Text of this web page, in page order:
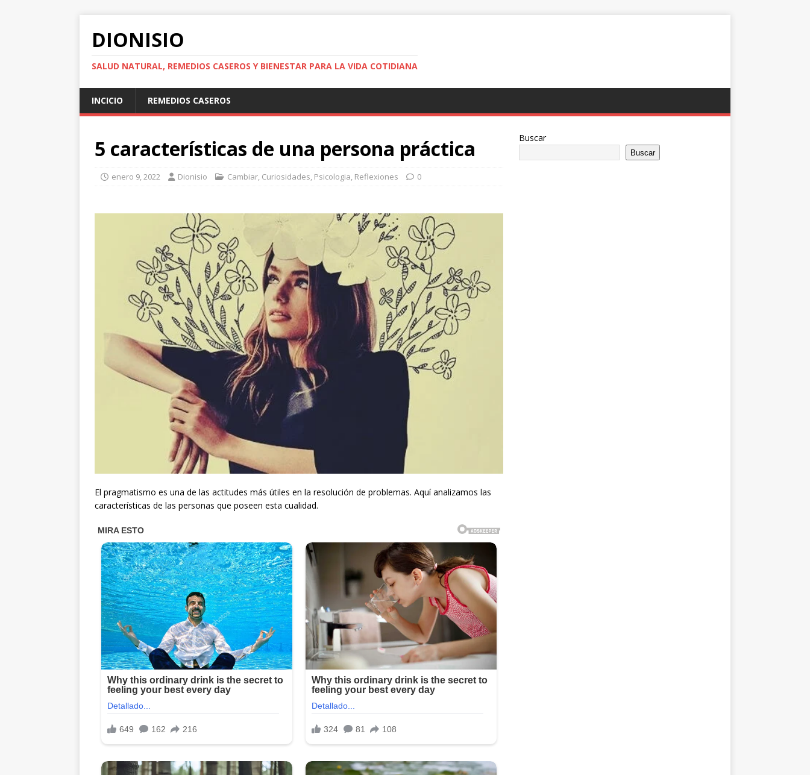
DIONISIO
SALUD NATURAL, REMEDIOS CASEROS Y BIENESTAR PARA LA VIDA COTIDIANA
INCICIO REMEDIOS CASEROS
5 características de una persona práctica
enero 9, 2022 Dionisio Cambiar, Curiosidades, Psicologia, Reflexiones 0
El pragmatismo es una de las actitudes más útiles en la resolución de problemas. Aquí analizamos las
características de las personas que poseen esta cualidad.
Buscar
Buscar